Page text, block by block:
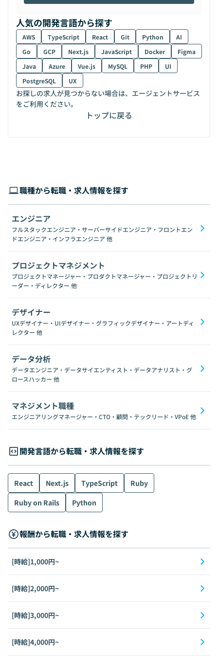
人気の開発言語から探す
AWS TypeScript React Git Python
AI
Go
GCP Next.js JavaScript Docker
Figma
Java
Azure Vue.js MySQL PHP
UI
PostgreSQL
UX
お探しの求人が見つからない場合は、エージェントサービス
をご利用ください。
トップに戻る
職種から転職・求人情報を探す
エンジニア
フルスタックエンジニア・サーバーサイドエンジニア・フロントエン
ドエンジニア・インフラエンジニア 他
プロジェクトマネジメント
プロジェクトマネージャー・プロダクトマネージャー・プロジェクトリ
ーダー・ディレクター 他
デザイナー
UXデザイナー・UIデザイナー・グラフィックデザイナー・アートディ
レクター 他
データ分析
データエンジニア・データサイエンティスト・データアナリスト・グ
ロースハッカー 他
マネジメント職種
エンジニアリングマネージャー・CTO・顧問・テックリード・VPoE他
開発言語から転職・求人情報を探す
React Next.js TypeScript
Ruby
Ruby on Rails
Python
報酬から転職・求人情報を探す
[時給]1,000円~
[時給]2,000円~
[時給]3,000円~
[時給]4,000円~